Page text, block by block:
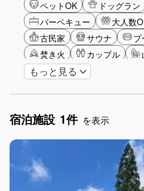
ペットOK ドッグラン
バーベキュー
大人数
古民家
サウナ
焚き火
カップル
雪シーズン
手持ち花火OK
もっと見る
宿泊施設 1件 を表示